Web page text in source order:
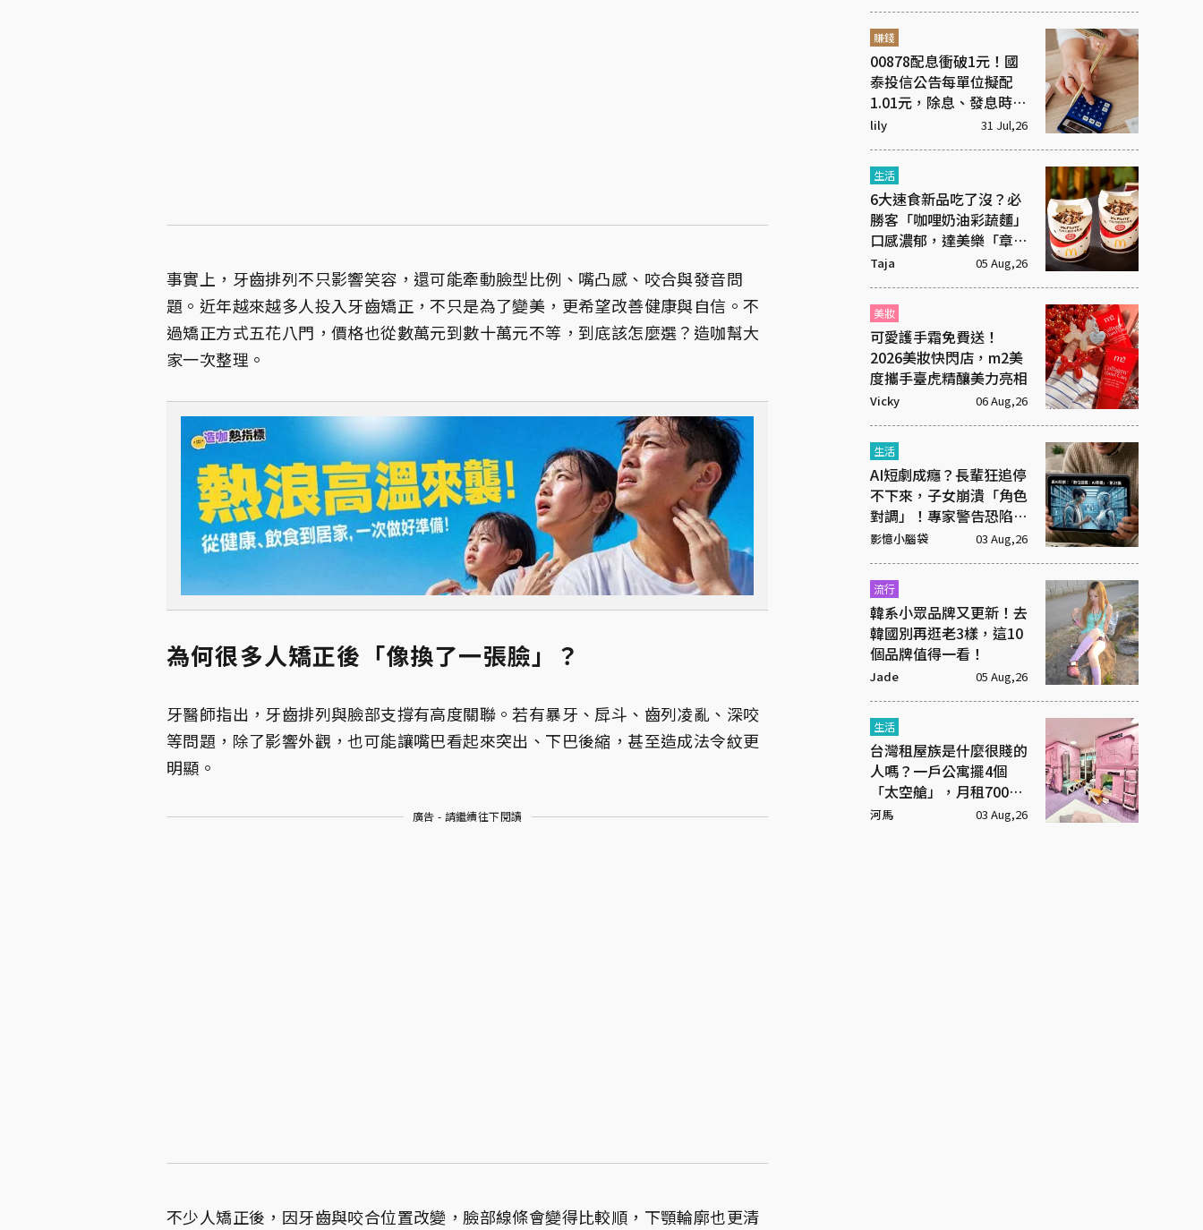
事實上，牙齒排列不只影響笑容，還可能牽動臉型比例、嘴凸感、咬合與發音問
題。近年越來越多人投入牙齒矯正，不只是為了變美，更希望改善健康與自信。不
過矯正方式五花八門，價格也從數萬元到數十萬元不等，到底該怎麼選？造咖幫大
家一次整理。
為何很多人矯正後「像換了一張臉」？
牙醫師指出，牙齒排列與臉部支撐有高度關聯。若有暴牙、戽斗、齒列凌亂、深咬
等問題，除了影響外觀，也可能讓嘴巴看起來突出、下巴後縮，甚至造成法令紋更
明顯。
廣告 - 請繼續往下閱讀
不少人矯正後，因牙齒與咬合位置改變，臉部線條會變得比較順，下顎輪廓也更清
賺錢
00878配息衝破1元！國
泰投信公告每單位擬配
1.01元，除息、發息時間
一次看！
lily 31 Jul,26
生活
6大速食新品吃了沒？必
勝客「咖哩奶油彩蔬麵」
口感濃郁，達美樂「章魚
燒披薩」社群新寵
Taja 05 Aug,26
美妝
可愛護手霜免費送！
2026美妝快閃店，m2美
度攜手臺虎精釀美力亮相
Vicky 06 Aug,26
生活
AI短劇成癮？長輩狂追停
不下來，子女崩潰「角色
對調」！專家警告恐陷腦
腐
影憶小腦袋 03 Aug,26
流行
韓系小眾品牌又更新！去
韓國別再逛老3樣，這10
個品牌值得一看！
Jade 05 Aug,26
生活
台灣租屋族是什麼很賤的
人嗎？一戶公寓擺4個
「太空艙」，月租7000
元
河馬 03 Aug,26